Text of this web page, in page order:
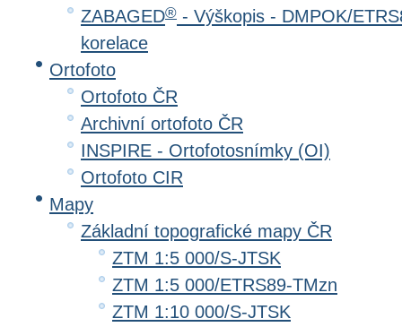
ZABAGED® - Výškopis - DMPOK/
korelace
Ortofoto
Ortofoto ČR
Archivní ortofoto ČR
INSPIRE - Ortofotosnímky (OI)
Ortofoto CIR
Mapy
Základní topografické mapy ČR
ZTM 1:5 000/S-JTSK
ZTM 1:5 000/ETRS89-TMzn
ZTM 1:10 000/S-JTSK